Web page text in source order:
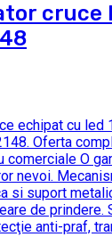
cruce
echipat cu led
Oferta
comerciale O
nevoi.
si suport
de prindere.
anti-praf,